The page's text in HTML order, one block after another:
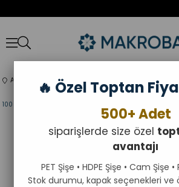
Anasayfa Şişeler ŞİŞELER PET ŞİŞELER
100 ml Silindir PET Şişe – Siyah/Beyaz Düz Kapaklı Boş
🔥 Özel Toptan
500+ Adet
siparişlerde size özel
avantajı
PET Şişe • HDPE Şişe • Cam Şişe
Stok durumu, kapak seçenekleri ve